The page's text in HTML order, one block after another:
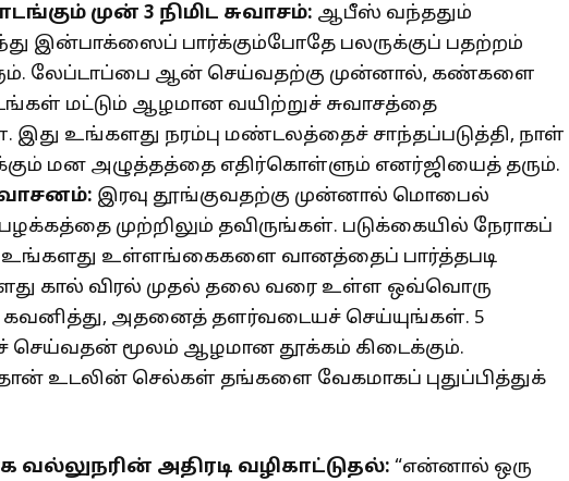
முன் 3 நிமிட சுவாசம்: ஆபீஸ் வந்ததும்
இன்பாக்ஸைப் பார்க்கும்போதே பலருக்குப் பதற்றம்
லேப்டாப்பை ஆன் செய்வதற்கு முன்னால், கண்களை
மட்டும் ஆழமான வயிற்றுச் சுவாசத்தை
உங்களது நரம்பு மண்டலத்தைச் சாந்தப்படுத்தி, நாள்
மன அழுத்தத்தை எதிர்கொள்ளும் எனர்ஜியைத் தரும்.
இரவு தூங்குவதற்கு முன்னால் மொபைல்
முற்றிலும் தவிருங்கள். படுக்கையில் நேராகப்
உங்களது உள்ளங்கைகளை வானத்தைப் பார்த்தபடி
கால் விரல் முதல் தலை வரை உள்ள ஒவ்வொரு
கவனித்து, அதனைத் தளர்வடையச் செய்யுங்கள். 5
செய்வதன் மூலம் ஆழமான தூக்கம் கிடைக்கும்.
உடலின் செல்கள் தங்களை வேகமாகப் புதுப்பித்துக்
அதிரடி வழிகாட்டுதல்: “என்னால் ஒரு